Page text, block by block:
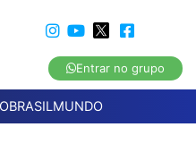
Entrar no grupo
BRASILMUNDO